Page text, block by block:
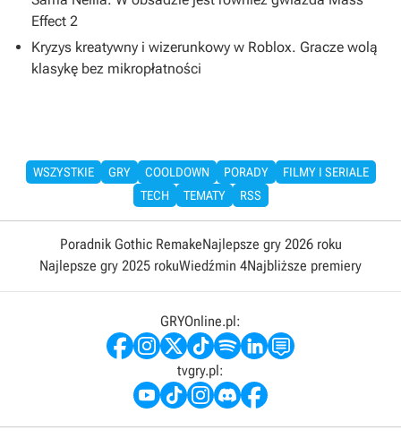
Effect 2
Kryzys kreatywny i wizerunkowy w Roblox. Gracze wolą
klasykę bez mikropłatności
WSZYSTKIE GRY COOLDOWN PORADY
FILMY I SERIALE
TECH
TEMATY RSS
Poradnik Gothic RemakeNajlepsze gry 2026 roku
Najlepsze gry 2025 rokuWiedźmin 4Najbliższe premiery
GRYOnline.pl:
tvgry.pl: